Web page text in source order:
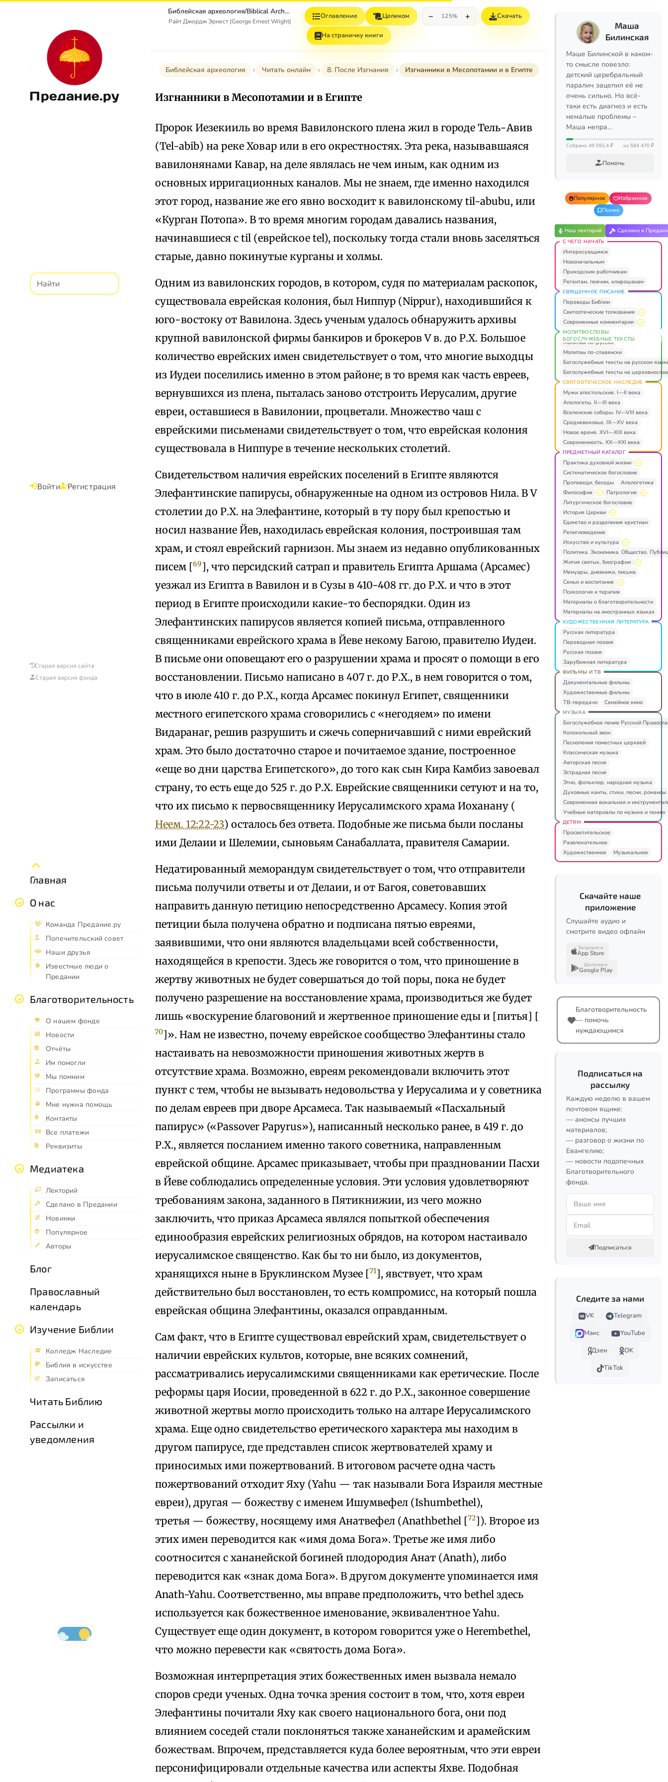
Предание.ру
Войти Регистрация
Старая версия сайта
Старая версия фонда
Главная
О нас
Команда Предание.ру
Попечительский совет
Наши друзья
Известные люди о
Предании
Благотворительность
О нашем фонде
Новости
Отчёты
Им помогли
Мы помним
Программы фонда
Мне нужна помощь
Контакты
Все платежи
Реквизиты
Медиатека
Лекторий
Сделано в Предании
Новинки
Популярное
Авторы
Блог
Православный
календарь
Изучение Библии
Колледж Наследие
Библия в искусстве
Записаться
Читать Библию
Рассылки и
уведомления
Библейская археология/Biblical Archaeology
Райт Джордж Эрнест (George Ernest Wright)
Оглавление Целиком − 125% + Скачать
На страничку книги
Библейская археология Читать онлайн 8. После Изгнания Изгнанники в Месопотамии и в Египте
Изгнанники в Месопотамии и в Египте
Пророк Иезекииль во время Вавилонского плена жил в городе Тель-Авив
(Tel-abib) на реке Ховар или в его окрестностях. Эта река, называвшаяся
вавилонянами Кавар, на деле являлась не чем иным, как одним из
основных ирригационных каналов. Мы не знаем, где именно находился
этот город, название же его явно восходит к вавилонскому til-abubu, или
«Курган Потопа». В то время многим городам давались названия,
начинавшиеся с til (еврейское tel), поскольку тогда стали вновь заселяться
старые, давно покинутые курганы и холмы.
Одним из вавилонских городов, в котором, судя по материалам раскопок,
существовала еврейская колония, был Ниппур (Nippur), находившийся к
юго-востоку от Вавилона. Здесь ученым удалось обнаружить архивы
крупной вавилонской фирмы банкиров и брокеров V в. до Р.Х. Большое
количество еврейских имен свидетельствует о том, что многие выходцы
из Иудеи поселились именно в этом районе; в то время как часть евреев,
вернувшихся из плена, пыталась заново отстроить Иерусалим, другие
евреи, оставшиеся в Вавилонии, процветали. Множество чаш с
еврейскими письменами свидетельствует о том, что еврейская колония
существовала в Ниппуре в течение нескольких столетий.
Свидетельством наличия еврейских поселений в Египте являются
Элефантинские папирусы, обнаруженные на одном из островов Нила. В V
столетии до Р.Х. на Элефантине, который в ту пору был крепостью и
носил название Йев, находилась еврейская колония, построившая там
храм, и стоял еврейский гарнизон. Мы знаем из недавно опубликованных
писем [69], что персидский сатрап и правитель Египта Аршама (Арсамес)
уезжал из Египта в Вавилон и в Сузы в 410-408 гг. до Р.Х. и что в этот
период в Египте происходили какие-то беспорядки. Один из
Элефантинских папирусов является копией письма, отправленного
священниками еврейского храма в Йеве некому Багою, правителю Иудеи.
В письме они оповещают его о разрушении храма и просят о помощи в его
восстановлении. Письмо написано в 407 г. до Р.Х., в нем говорится о том,
что в июле 410 г. до Р.Х., когда Арсамес покинул Египет, священники
местного египетского храма сговорились с «негодяем» по имени
Видаранаг, решив разрушить и сжечь соперничавший с ними еврейский
храм. Это было достаточно старое и почитаемое здание, построенное
«еще во дни царства Египетского», до того как сын Кира Камбиз завоевал
страну, то есть еще до 525 г. до Р.Х. Еврейские священники сетуют и на то,
что их письмо к первосвященнику Иерусалимского храма Иоханану (
Неем. 12:22-23) осталось без ответа. Подобные же письма были посланы
ими Делаии и Шелемии, сыновьям Санабаллата, правителя Самарии.
Недатированный меморандум свидетельствует о том, что отправители
письма получили ответы и от Делаии, и от Багоя, советовавших
направить данную петицию непосредственно Арсамесу. Копия этой
петиции была получена обратно и подписана пятью евреями,
заявившими, что они являются владельцами всей собственности,
находящейся в крепости. Здесь же говорится о том, что приношение в
жертву животных не будет совершаться до той поры, пока не будет
получено разрешение на восстановление храма, производиться же будет
лишь «воскурение благовоний и жертвенное приношение еды и [питья] [
70]». Нам не известно, почему еврейское сообщество Элефантины стало
настаивать на невозможности приношения животных жертв в
отсутствие храма. Возможно, евреям рекомендовали включить этот
пункт с тем, чтобы не вызывать недовольства у Иерусалима и у советника
по делам евреев при дворе Арсамеса. Так называемый «Пасхальный
папирус» («Passover Papyrus»), написанный несколько ранее, в 419 г. до
Р.Х., является посланием именно такого советника, направленным
еврейской общине. Арсамес приказывает, чтобы при праздновании Пасхи
в Йеве соблюдались определенные условия. Эти условия удовлетворяют
требованиям закона, заданного в Пятикнижии, из чего можно
заключить, что приказ Арсамеса являлся попыткой обеспечения
единообразия еврейских религиозных обрядов, на котором настаивало
иерусалимское священство. Как бы то ни было, из документов,
хранящихся ныне в Бруклинском Музее [71], явствует, что храм
действительно был восстановлен, то есть компромисс, на который пошла
еврейская община Элефантины, оказался оправданным.
Сам факт, что в Египте существовал еврейский храм, свидетельствует о
наличии еврейских культов, которые, вне всяких сомнений,
рассматривались иерусалимскими священниками как еретические. После
реформы царя Иосии, проведенной в 622 г. до Р.Х., законное совершение
животной жертвы могло происходить только на алтаре Иерусалимского
храма. Еще одно свидетельство еретического характера мы находим в
другом папирусе, где представлен список жертвователей храму и
приносимых ими пожертвований. В итоговом расчете одна часть
пожертвований отходит Яху (Yahu — так называли Бога Израиля местные
евреи), другая — божеству с именем Ишумвефел (Ishumbethel),
третья — божеству, носящему имя Анатвефел (Anathbethel [72]). Второе из
этих имен переводится как «имя дома Бога». Третье же имя либо
соотносится с хананейской богиней плодородия Анат (Anath), либо
переводится как «знак дома Бога». В другом документе упоминается имя
Anath-Yahu. Соответственно, мы вправе предположить, что bethel здесь
используется как божественное именование, эквивалентное Yahu.
Существует еще один документ, в котором говорится уже о Herembethel,
что можно перевести как «святость дома Бога».
Возможная интерпретация этих божественных имен вызвала немало
споров среди ученых. Одна точка зрения состоит в том, что, хотя евреи
Элефантины почитали Яху как своего национального бога, они под
влиянием соседей стали поклоняться также хананейским и арамейским
божествам. Впрочем, представляется куда более вероятным, что эти евреи
персонифицировали отдельные качества или аспекты Яхве. Подобная
Маша
Билинская
Маше Билинской в каком-
то смысле повезло:
детский церебральный
паралич зацепил её не
очень сильно. Но всё-
таки есть диагноз и есть
немалые проблемы –
Маша непра…
Собрано 49 092,4 ₽ из 584 470 ₽
Помочь
Популярное
Избранное
Позже
Наш лекторий Сделано в
С ЧЕГО НАЧАТЬ
Интересующимся
Новоначальным
Приходским работникам
Регентам, певчим, клирошанам
СВЯЩЕННОЕ ПИСАНИЕ
Переводы Библии
Святоотеческие толкования
Современные комментарии
МОЛИТВОСЛОВЫ.
БОГОСЛУЖЕБНЫЕ ТЕКСТЫ
Молитвы по-русски
Молитвы по-славянски
Богослужебные тексты на русском
Богослужебные тексты на
СВЯТООТЕЧЕСКОЕ НАСЛЕДИЕ
Мужи апостольские. I—II века
Апологеты. II—III века
Вселенские соборы. IV—VIII века
Средневековье. IX—XV века
Новое время. XVI—XIX века
Современность. XX—XXI века
ПРЕДМЕТНЫЙ КАТАЛОГ
Практика духовной жизни
Систематическое богословие
Проповеди, беседы
Апологетика
Философия
Патрология
Литургическое богословие
История Церкви
Единство и разделения христиан
Религиоведение
Искусство и культура
Политика. Экономика. Общество.
Жития святых, биографии
Мемуары, дневники, письма
Семья и воспитание
Психология и терапия
Материалы о благотворительности
Материалы на иностранных языках
ХУДОЖЕСТВЕННАЯ ЛИТЕРАТУРА
Русская литература
Переводная поэзия
Русская поэзия
Зарубежная литература
ФИЛЬМЫ И ТВ
Документальные фильмы
Художественные фильмы
ТВ-передачи
Семейное кино
МУЗЫКА
Богослужебное пение Русской
Колокольный звон
Песнопения поместных церквей
Классическая музыка
Авторская песня
Эстрадная песня
Этно, фольклор, народная музыка
Духовные канты, стихи, песни, романсы
Современная вокальная и
Учебные материалы по музыке и пению
ДЕТЯМ
Просветительское
Развлекательное
Художественное
Музыкальное
Скачайте наше
приложение
Слушайте аудио и
смотрите видео офлайн
Загрузите в
App Store
Доступно в
Google Play
Благотворительность
— помочь
нуждающимся
Подписаться на
рассылку
Каждую неделю в вашем
почтовом ящике:
— анонсы лучших
материалов;
— разговор о жизни по
Евангелию;
— новости подопечных
Благотворительного
фонда.
Подписаться
Следите за нами
VK
Telegram
Макс
YouTube
Дзен
OK
TikTok